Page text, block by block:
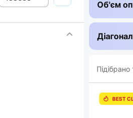
Об'єм
Підібрано
BEST